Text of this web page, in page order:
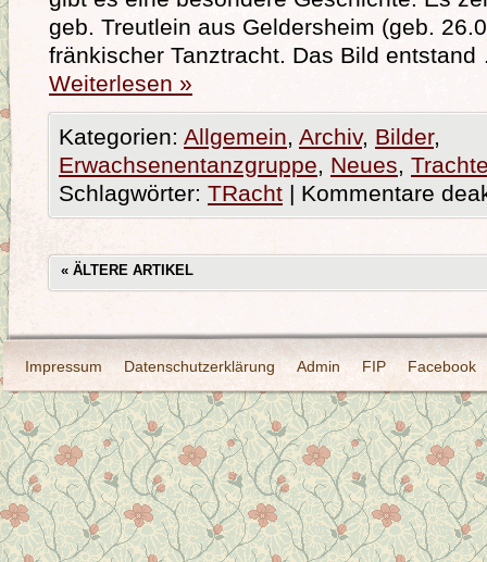
geb. Treutlein aus Geldersheim (geb.
fränkischer Tanztracht. Das Bild
Weiterlesen »
Kategorien: Allgemein, Archiv, Bilder,
Erwachsenentanzgruppe, Neues,
Schlagwörter: TRacht | Kommentare
« ÄLTERE ARTIKEL
Impressum Datenschutzerklärung Admin FIP Facebook